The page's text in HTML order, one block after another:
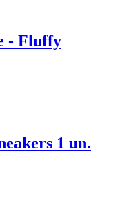
- Fluffy
1 un.